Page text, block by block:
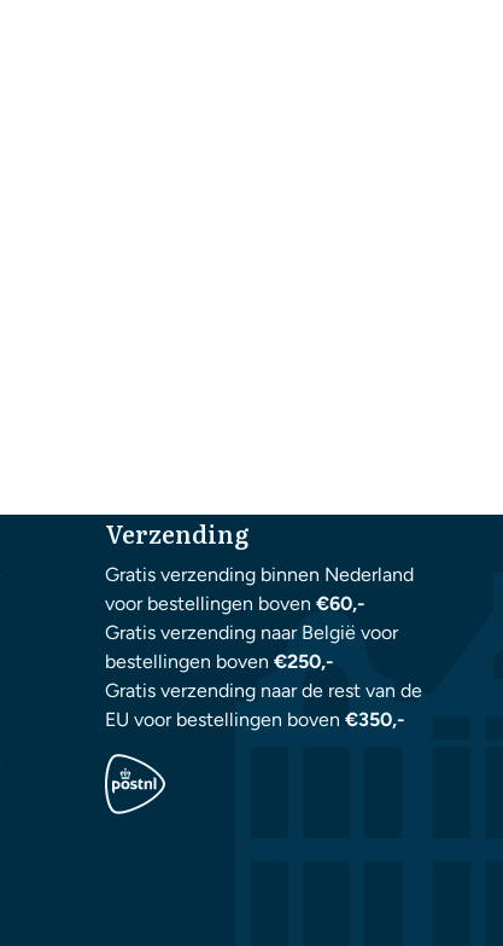
Verzending
Gratis verzending binnen Nederland
voor bestellingen boven€60,-
Gratis verzending naar België voor
bestellingen boven€250,-
Gratis verzending naar de rest van de
EU voor bestellingen boven€350,-